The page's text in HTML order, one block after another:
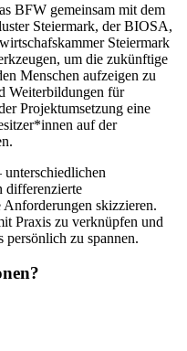
BFW gemeinsam mit dem
Steiermark, der BIOSA,
Steiermark
um die zukünftige
Menschen aufzeigen zu
Weiterbildungen für
Projektumsetzung eine
auf der
differenzierte
Anforderungen skizzieren.
Praxis zu verknüpfen und
zu spannen.